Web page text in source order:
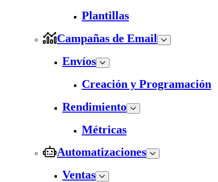
Plantillas
Campañas de Email
Envíos
Creación y Programación
Rendimiento
Métricas
Automatizaciones
Ventas